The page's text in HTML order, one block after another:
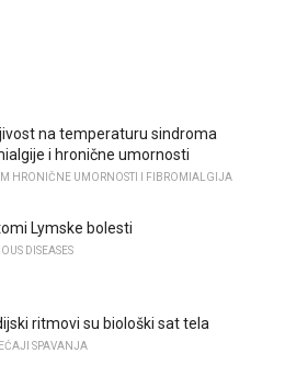
na temperaturu sindroma
i hronične umornosti
HRONIČNE UMORNOSTI I FIBROMIALGIJA
Lymske bolesti
DISEASES
ritmovi su biološki sat tela
SPAVANJA